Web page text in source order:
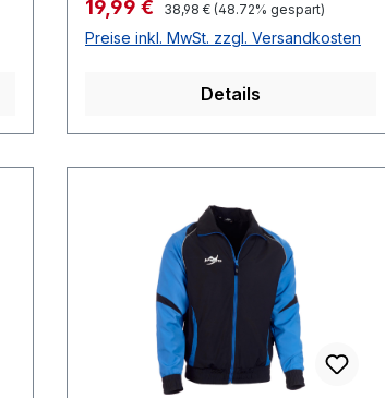
Verkaufspreis:
19,99 € Regulärer Preis:
38,98 € (48.72% gespart)
Preise inkl. MwSt. zzgl. Versandkosten
Details